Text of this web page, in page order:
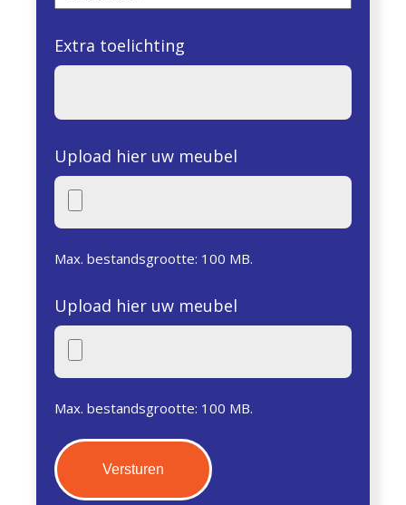
Extra toelichting
Upload hier uw meubel
Max. bestandsgrootte: 100 MB.
Upload hier uw meubel
Max. bestandsgrootte: 100 MB.